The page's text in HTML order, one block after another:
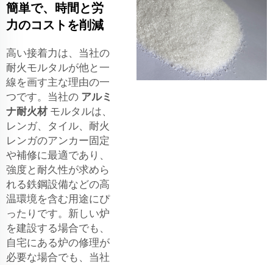
簡単で、時間と労
力のコストを削減
高い接着力は、当社の
耐火モルタルが他と一
線を画す主な理由の一
つです。当社の アルミ
ナ耐火材 モルタルは、
レンガ、タイル、耐火
レンガのアンカー固定
や補修に最適であり、
強度と耐久性が求めら
れる鉄鋼設備などの高
温環境を含む用途にぴ
ったりです。新しい炉
を建設する場合でも、
自宅にある炉の修理が
必要な場合でも、当社